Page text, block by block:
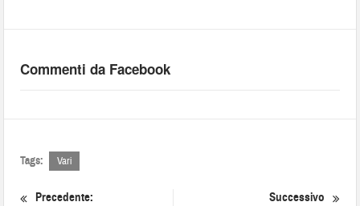
Commenti da Facebook
Tags: Vari
Precedente: Successivo